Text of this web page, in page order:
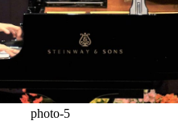
photo-5